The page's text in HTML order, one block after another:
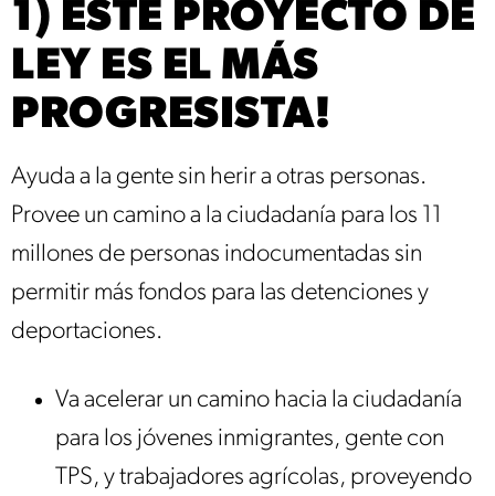
1) ESTE PROYECTO DE
LEY ES EL MÁS
PROGRESISTA!
Ayuda a la gente sin herir a otras personas.
Provee un camino a la ciudadanía para los 11
millones de personas indocumentadas sin
permitir más fondos para las detenciones y
deportaciones.
Va acelerar un camino hacia la ciudadanía
para los jóvenes inmigrantes, gente con
TPS, y trabajadores agrícolas, proveyendo